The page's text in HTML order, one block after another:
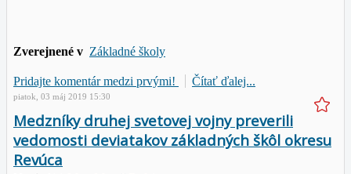
Zverejnené v Základné školy
Pridajte komentár medzi prvými! Čítať ďalej...
piatok, 03 máj 2019 15:30
Medzníky druhej svetovej vojny preverili
vedomosti deviatakov základných škôl okresu
Revúca